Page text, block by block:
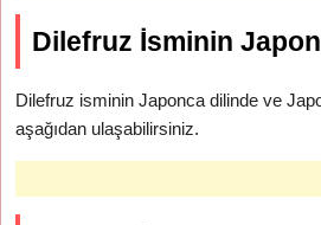
Dilefruz İsminin
Dilefruz isminin Japonca dilinde ve
aşağıdan ulaşabilirsiniz.